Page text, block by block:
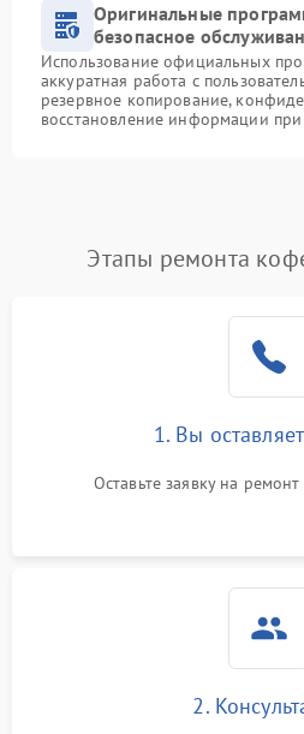
Оригинальные
безопасное
Использование официальных
аккуратная работа с
резервное копирование,
восстановление информации
Этапы ремонта
1. Вы
Оставьте заявку на
2.